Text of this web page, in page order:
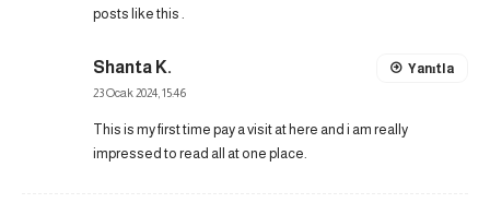
posts like this .
Shanta K.
23 Ocak 2024, 15:46
This is my first time pay a visit at here and i am really
impressed to read all at one place.
Yanıtla